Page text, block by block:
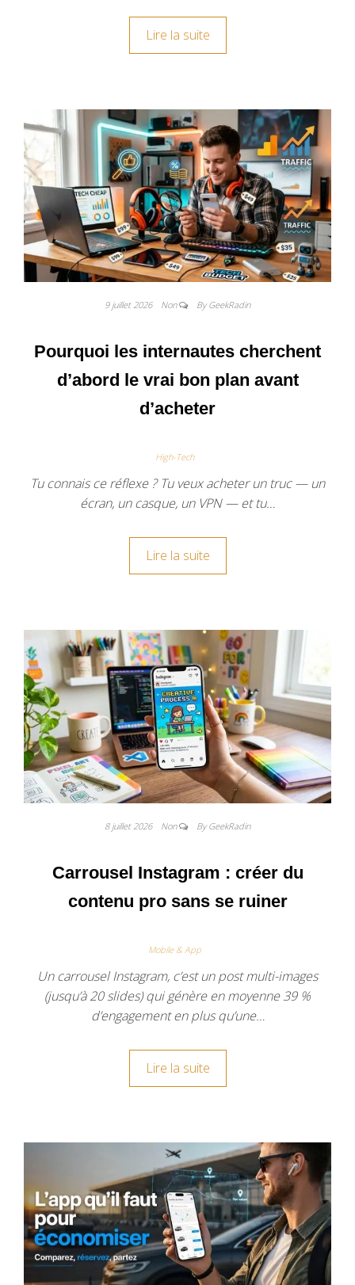
Lire la suite
9 juillet 2026 Non By GeekRadin
Pourquoi les internautes cherchent
d’abord le vrai bon plan avant
d’acheter
High-Tech
Tu connais ce réflexe ? Tu veux acheter un truc — un
écran, un casque, un VPN — et tu…
Lire la suite
8 juillet 2026 Non By GeekRadin
Carrousel Instagram : créer du
contenu pro sans se ruiner
Mobile & App
Un carrousel Instagram, c’est un post multi-images
(jusqu’à 20 slides) qui génère en moyenne 39 %
d’engagement en plus qu’une…
Lire la suite